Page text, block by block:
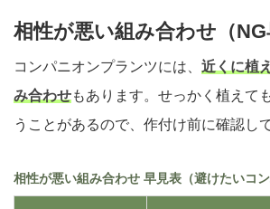
相性が悪い組み合わせ（NG
コンパニオンプランツには、 近くに植
み合わせもあります。せっかく植えて
うことがあるので、作付け前に確認し
相性が悪い組み合わせ 早見表（避けたいコン